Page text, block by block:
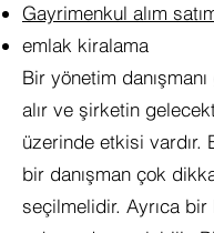
Gayrimenkul alım
emlak kiralama
Bir yönetim
alır ve şirketin
üzerinde etkisi vardır.
bir danışman çok
seçilmelidir. Ayrıca